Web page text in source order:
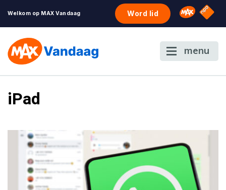
Welkom op MAX Vandaag Word lid Omroep
NPO
menu
iPad